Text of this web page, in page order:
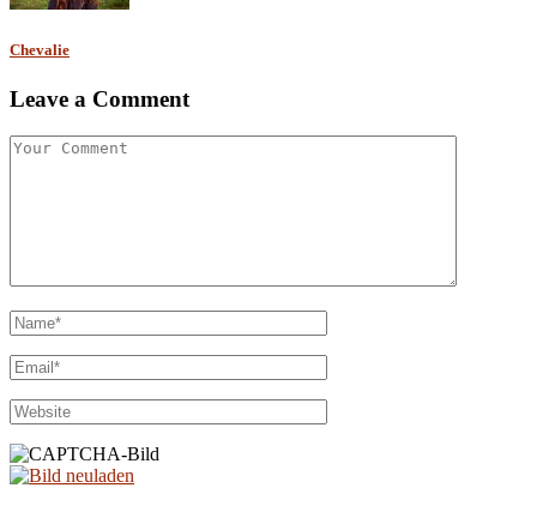
Chevalie
Leave a Comment